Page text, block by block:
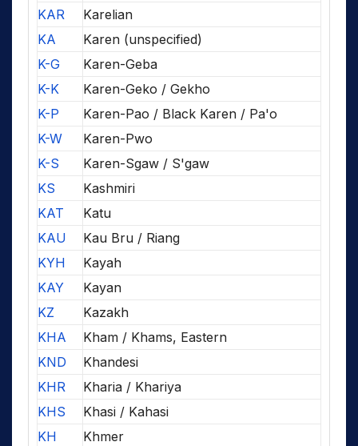
KAR
Karelian
KA
Karen (unspecified)
K-G
Karen-Geba
K-K
Karen-Geko / Gekho
K-P
Karen-Pao / Black Karen / Pa'o
K-W
Karen-Pwo
K-S
Karen-Sgaw / S'gaw
KS
Kashmiri
KAT
Katu
KAU
Kau Bru / Riang
KYH
Kayah
KAY
Kayan
KZ
Kazakh
KHA
Kham / Khams, Eastern
KND
Khandesi
KHR
Kharia / Khariya
KHS
Khasi / Kahasi
KH
Khmer